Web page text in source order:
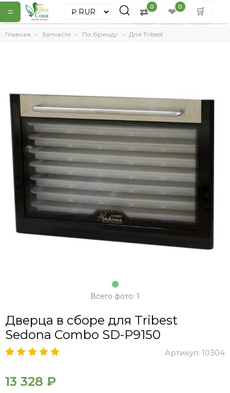
= ⇄ 0 ❤ 0 🛒
Главная Запчасти По бренду Для Tribest
Всего фото: 1
Дверца в сборе для Tribest
Sedona Combo SD-P9150
Артикул: 10304
13 328 ₽